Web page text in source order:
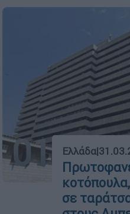
01 Ελλάδα|
σε